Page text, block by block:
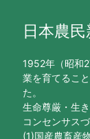
日本農
1952年（昭和
業を育てるこ
た。
生命尊厳・生
コンセンサス
(1)国産農畜産